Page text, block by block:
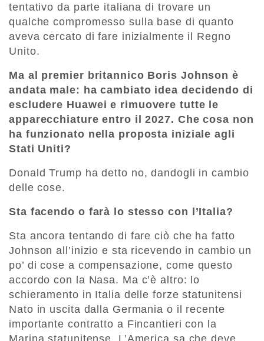
tentativo da parte italiana di trovare un
qualche compromesso sulla base di quanto
aveva cercato di fare inizialmente il Regno
Unito.
Ma al premier britannico Boris Johnson è
andata male: ha cambiato idea decidendo di
escludere Huawei e rimuovere tutte le
apparecchiature entro il 2027. Che cosa non
ha funzionato nella proposta iniziale agli
Stati Uniti?
Donald Trump ha detto no, dandogli in cambio
delle cose.
Sta facendo o farà lo stesso con l’Italia?
Sta ancora tentando di fare ciò che ha fatto
Johnson all’inizio e sta ricevendo in cambio un
po’ di cose a compensazione, come questo
accordo con la Nasa. Ma c’è altro: lo
schieramento in Italia delle forze statunitensi
Nato in uscita dalla Germania o il recente
importante contratto a Fincantieri con la
Marina statunitense. L’America sa che deve